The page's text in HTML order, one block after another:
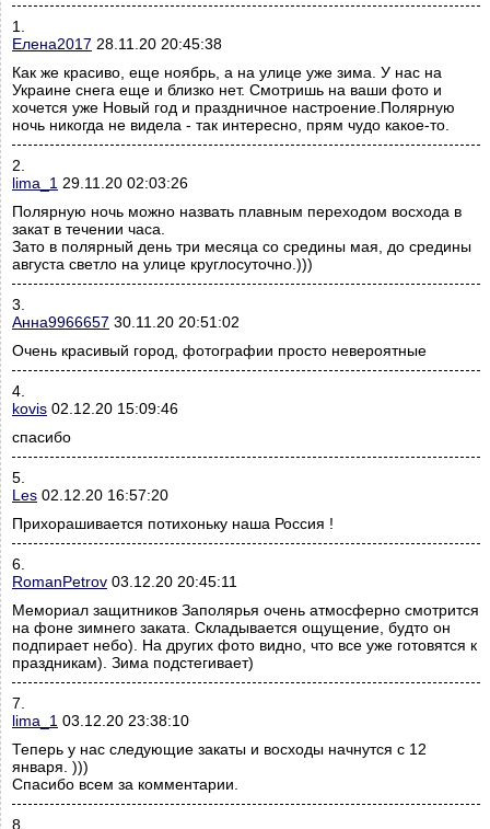
1.
Елена2017 28.11.20 20:45:38
Как же красиво, еще ноябрь, а на улице уже зима. У нас на
Украине снега еще и близко нет. Смотришь на ваши фото и
хочется уже Новый год и праздничное настроение.Полярную
ночь никогда не видела - так интересно, прям чудо какое-то.
2.
lima_1 29.11.20 02:03:26
Полярную ночь можно назвать плавным переходом восхода в
закат в течении часа.
Зато в полярный день три месяца со средины мая, до средины
августа светло на улице круглосуточно.)))
3.
Анна9966657 30.11.20 20:51:02
Очень красивый город, фотографии просто невероятные
4.
kovis 02.12.20 15:09:46
спасибо
5.
Les 02.12.20 16:57:20
Прихорашивается потихоньку наша Россия !
6.
RomanPetrov 03.12.20 20:45:11
Мемориал защитников Заполярья очень атмосферно смотрится
на фоне зимнего заката. Складывается ощущение, будто он
подпирает небо). На других фото видно, что все уже готовятся к
праздникам). Зима подстегивает)
7.
lima_1 03.12.20 23:38:10
Теперь у нас следующие закаты и восходы начнутся с 12
января. )))
Спасибо всем за комментарии.
8.